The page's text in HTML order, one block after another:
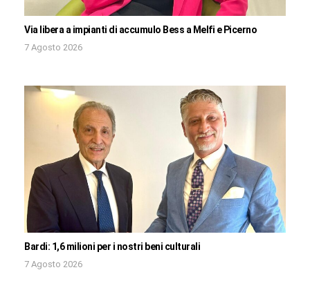
Via libera a impianti di accumulo Bess a Melfi e Picerno
7 Agosto 2026
Bardi: 1,6 milioni per i nostri beni culturali
7 Agosto 2026